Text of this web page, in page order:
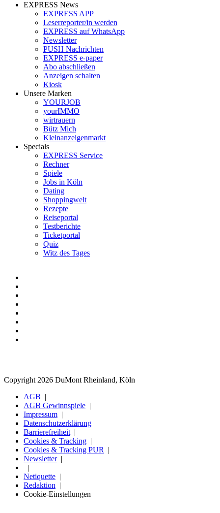
EXPRESS News
EXPRESS APP
Leserreporter/in werden
EXPRESS auf WhatsApp
Newsletter
PUSH Nachrichten
EXPRESS e-paper
Abo abschließen
Anzeigen schalten
Kiosk
Unsere Marken
YOURJOB
yourIMMO
wirtrauern
Bütz Mich
Kleinanzeigenmarkt
Specials
EXPRESS Service
Rechner
Spiele
Jobs in Köln
Dating
Shoppingwelt
Rezepte
Reiseportal
Testberichte
Ticketportal
Quiz
Witz des Tages
Copyright 2026 DuMont Rheinland, Köln
AGB
AGB Gewinnspiele
Impressum
Datenschutzerklärung
Barrierefreiheit
Cookies & Tracking
Cookies & Tracking PUR
Newsletter
Netiquette
Redaktion
Cookie-Einstellungen